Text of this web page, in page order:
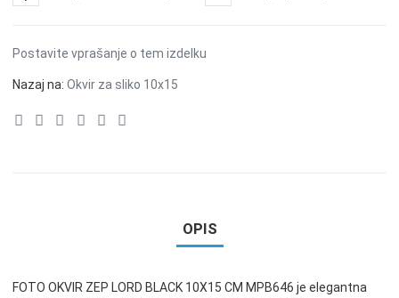
Postavite vprašanje o tem izdelku
Nazaj na: Okvir za sliko 10x15
OPIS
FOTO OKVIR ZEP LORD BLACK 10X15 CM MPB646 je elegantna